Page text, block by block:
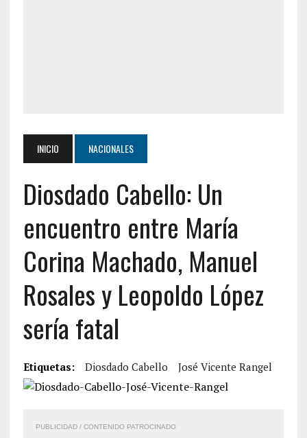
INICIO NACIONALES
Diosdado Cabello: Un
encuentro entre María
Corina Machado, Manuel
Rosales y Leopoldo López
sería fatal
Etiquetas: Diosdado Cabello José Vicente Rangel
PUBLICIDAD / CONTENIDO PATROCINADO